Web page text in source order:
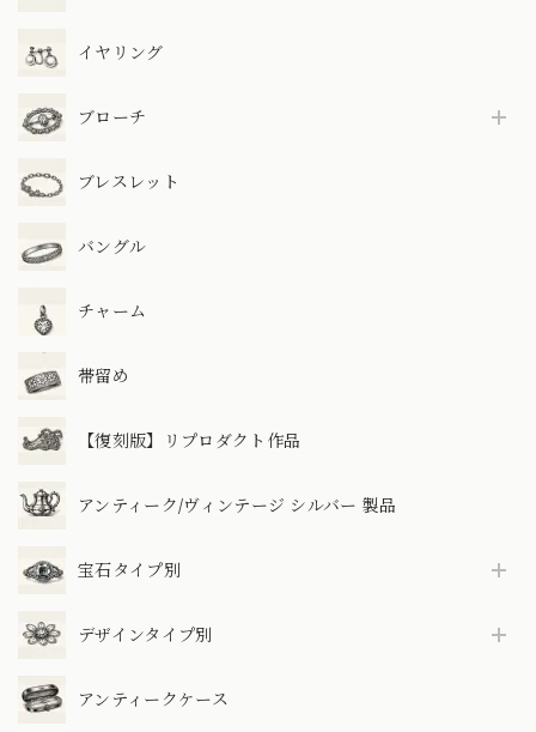
イヤリング
ブローチ
ブレスレット
バングル
チャーム
帯留め
【復刻版】リプロダクト作品
アンティーク/ヴィンテージ シルバー 製品
宝石タイプ別
デザインタイプ別
アンティークケース